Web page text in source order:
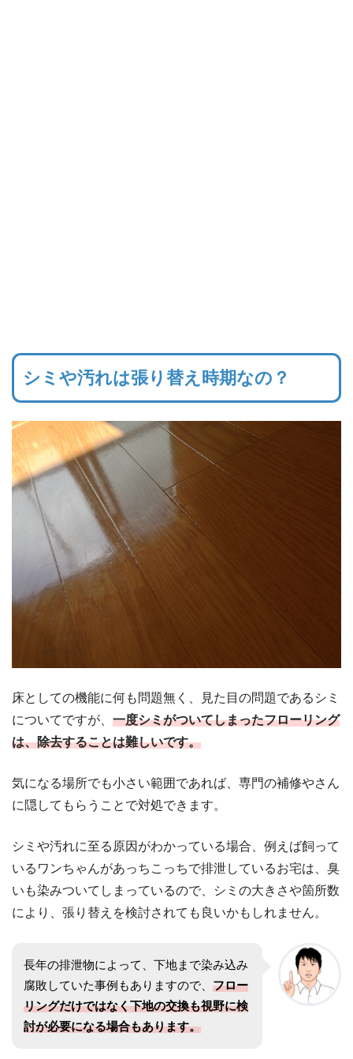
シミや汚れは張り替え時期なの？
床としての機能に何も問題無く、見た目の問題であるシミ
についてですが、 一度シミがついてしまったフローリング
は、除去することは難しいです。
気になる場所でも小さい範囲であれば、専門の補修やさん
に隠してもらうことで対処できます。
シミや汚れに至る原因がわかっている場合、例えば飼って
いるワンちゃんがあっちこっちで排泄しているお宅は、臭
いも染みついてしまっているので、シミの大きさや箇所数
により、張り替えを検討されても良いかもしれません。
長年の排泄物によって、下地まで染み込み
腐敗していた事例もありますので、 フロー
リングだけではなく下地の交換も視野に検
討が必要になる場合もあります。